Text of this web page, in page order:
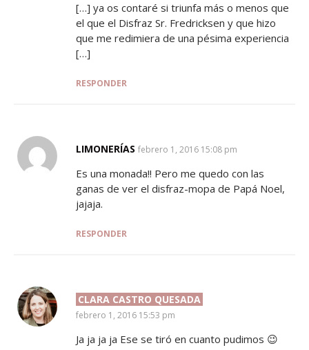
[…] ya os contaré si triunfa más o menos que
el que el Disfraz Sr. Fredricksen y que hizo
que me redimiera de una pésima experiencia
[…]
RESPONDER
LIMONERÍAS SAYS:
febrero 1, 2016 15:08 pm
Es una monada!! Pero me quedo con las
ganas de ver el disfraz-mopa de Papá Noel,
jajaja.
RESPONDER
CLARA CASTRO QUESADA
febrero 1, 2016 15:53 pm
Ja ja ja ja Ese se tiró en cuanto pudimos 😉